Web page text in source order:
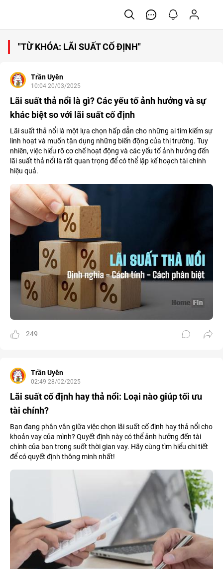
"TỪ KHÓA: LÃI SUẤT CỐ ĐỊNH"
Trần Uyên
10:04 20/03/2025
Lãi suất thả nổi là gì? Các yếu tố ảnh hưởng và sự
khác biệt so với lãi suất cố định
Lãi suất thả nổi là một lựa chọn hấp dẫn cho những ai tìm kiếm sự
linh hoạt và muốn tận dụng những biến động của thị trường. Tuy
nhiên, việc hiểu rõ cơ chế hoạt động và các yếu tố ảnh hưởng đến
lãi suất thả nổi là rất quan trọng để có thể lập kế hoạch tài chính
hiệu quả.
249
Trần Uyên
02:49 28/02/2025
Lãi suất cố định hay thả nổi: Loại nào giúp tối ưu
tài chính?
Bạn đang phân vân giữa việc chọn lãi suất cố định hay thả nổi cho
khoản vay của mình? Quyết định này có thể ảnh hưởng đến tài
chính của bạn trong suốt thời gian vay. Hãy cùng tìm hiểu chi tiết
để có quyết định thông minh nhất!